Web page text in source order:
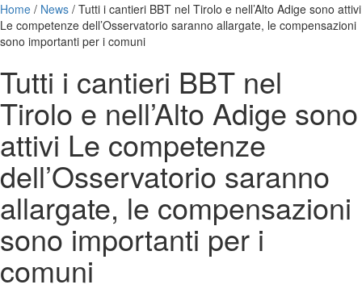
Home / News / Tutti i cantieri BBT nel Tirolo e nell’Alto Adige sono attivi
Le competenze dell’Osservatorio saranno allargate, le compensazioni
sono importanti per i comuni
Tutti i cantieri BBT nel
Tirolo e nell’Alto Adige sono
attivi Le competenze
dell’Osservatorio saranno
allargate, le compensazioni
sono importanti per i
comuni